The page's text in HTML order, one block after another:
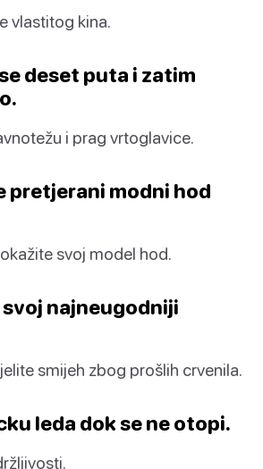
vlastitog kina.
deset puta i zatim
i prag vrtoglavice.
pretjerani modni hod
svoj model hod.
najneugodniji
smijeh zbog prošlih crvenila.
leda dok se ne otopi.